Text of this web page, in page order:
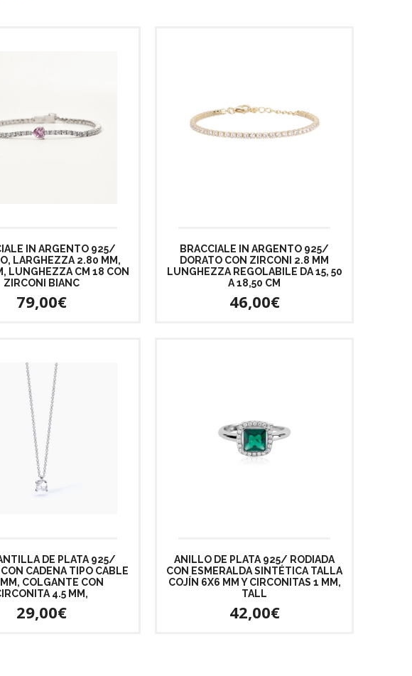
IN ARGENTO 925/
LARGHEZZA 2.80 MM,
LUNGHEZZA CM 18 CON
ZIRCONI BIANC
79,00€
BRACCIALE IN ARGENTO 925/
DORATO CON ZIRCONI 2.8 MM
LUNGHEZZA REGOLABILE DA 15, 50
A 18,50 CM
46,00€
DE PLATA 925/
CON CADENA TIPO CABLE
COLGANTE CON
4.5 MM,
29,00€
ANILLO DE PLATA 925/ RODIADA
CON ESMERALDA SINTÉTICA TALLA
COJÍN 6X6 MM Y CIRCONITAS 1 MM,
TALL
42,00€